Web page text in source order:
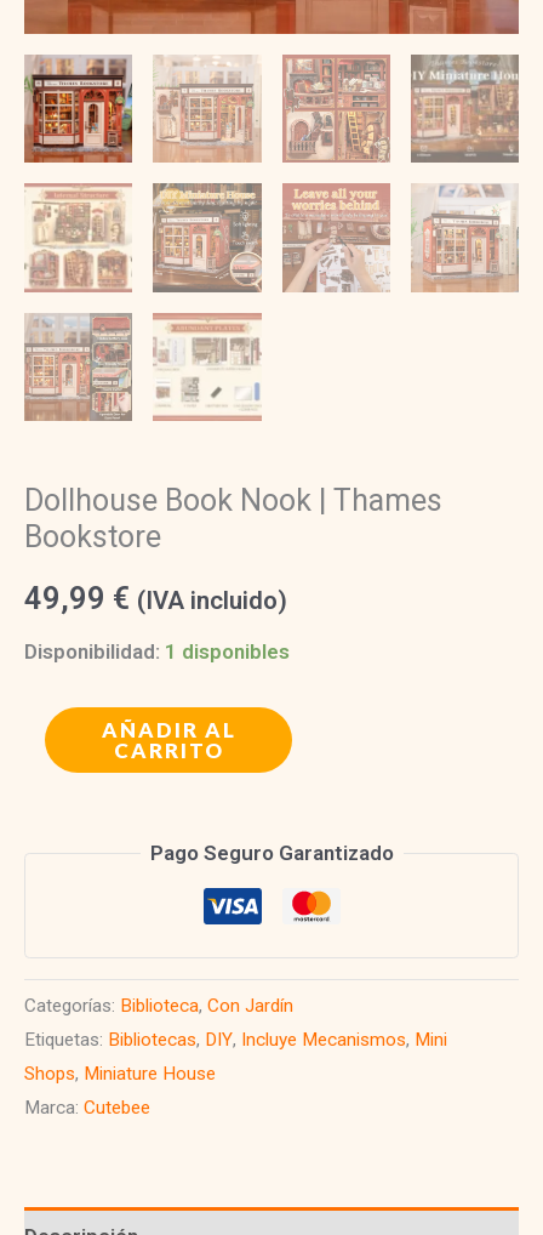
Dollhouse Book Nook | Thames
Bookstore
49,99 € (IVA incluido)
Disponibilidad: 1 disponibles
Dollhouse
Book
cantidad
AÑADIR AL
CARRITO
Pago Seguro Garantizado
Categorías: Biblioteca, Con Jardín
Etiquetas: Bibliotecas, DIY, Incluye Mecanismos, Mini
Shops, Miniature House
Marca: Cutebee